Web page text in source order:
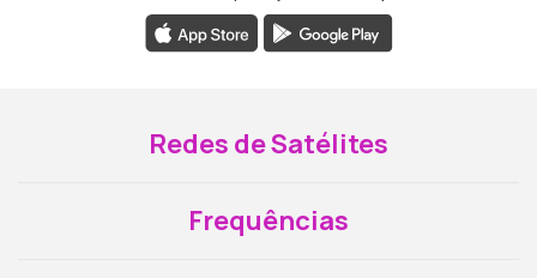
Redes de Satélites
Frequências